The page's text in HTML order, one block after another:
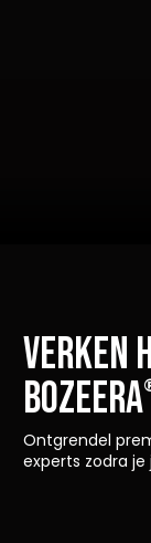
VERKEN
Bozeera
Ontgrendel
experts zodra je